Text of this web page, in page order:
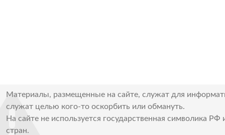
Материалы, размещенные на сайте, служат для
служат целью кого-то оскорбить или обмануть.
На сайте не используется государственная символика РФ
стран.